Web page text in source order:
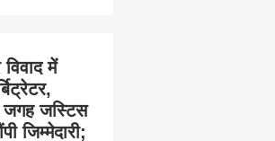
में
जगह जस्टिस
जिम्मेदारी;